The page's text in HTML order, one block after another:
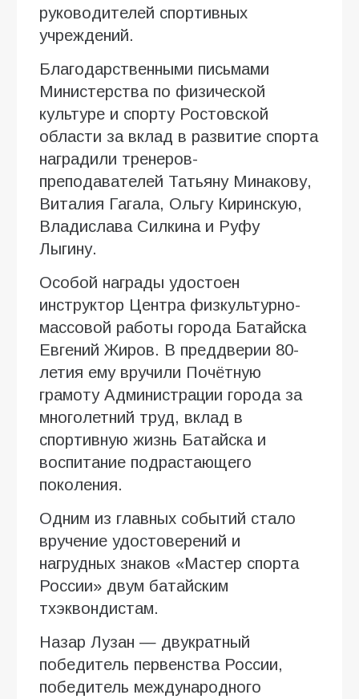
руководителей спортивных
учреждений.
Благодарственными письмами
Министерства по физической
культуре и спорту Ростовской
области за вклад в развитие спорта
наградили тренеров-
преподавателей Татьяну Минакову,
Виталия Гагала, Ольгу Киринскую,
Владислава Силкина и Руфу
Лыгину.
Особой награды удостоен
инструктор Центра физкультурно-
массовой работы города Батайска
Евгений Жиров. В преддверии 80-
летия ему вручили Почётную
грамоту Администрации города за
многолетний труд, вклад в
спортивную жизнь Батайска и
воспитание подрастающего
поколения.
Одним из главных событий стало
вручение удостоверений и
нагрудных знаков «Мастер спорта
России» двум батайским
тхэквондистам.
Назар Лузан — двукратный
победитель первенства России,
победитель международного